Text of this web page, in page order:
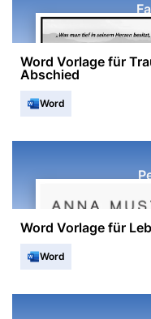
Word Vorlage für
Abschied
Word
Word Vorlage für
Word